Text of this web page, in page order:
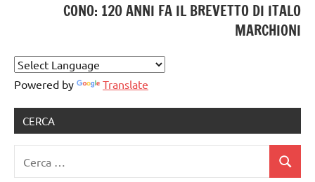
CONO: 120 ANNI FA IL BREVETTO DI ITALO
MARCHIONI
Powered by Translate
CERCA
per:
Cerca